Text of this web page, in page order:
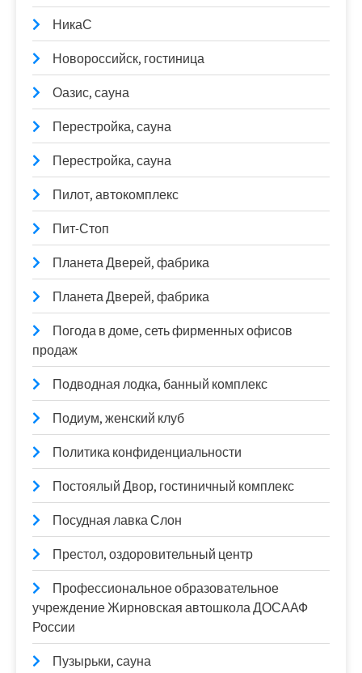
НикаС
Новороссийск, гостиница
Оазис, сауна
Перестройка, сауна
Перестройка, сауна
Пилот, автокомплекс
Пит-Стоп
Планета Дверей, фабрика
Планета Дверей, фабрика
Погода в доме, сеть фирменных офисов
продаж
Подводная лодка, банный комплекс
Подиум, женский клуб
Политика конфиденциальности
Постоялый Двор, гостиничный комплекс
Посудная лавка Слон
Престол, оздоровительный центр
Профессиональное образовательное
учреждение Жирновская автошкола ДОСААФ
России
Пузырьки, сауна